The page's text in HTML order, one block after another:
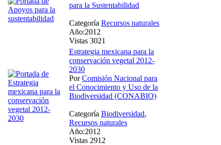
para la Sustentabilidad
Categoría Recursos naturales
Año:2012
Vistas 3021
Estrategia mexicana para la
conservación vegetal 2012-
2030
PorComisión Nacional para
el Conocimiento y Uso de la
Biodiversidad (CONABIO)
Categoría Biodiversidad,
Recursos naturales
Año:2012
Vistas 2912